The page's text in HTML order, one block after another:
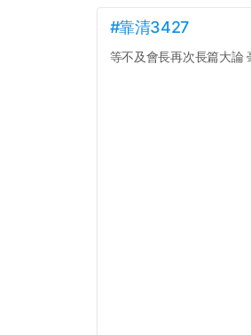
#靠清3427
等不及會長再次長篇大論